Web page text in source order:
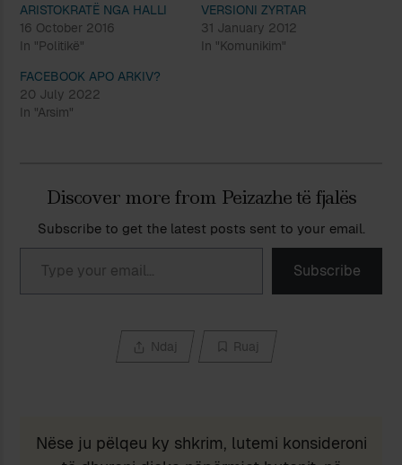
ARISTOKRATË NGA HALLI
16 October 2016
In "Politikë"
VERSIONI ZYRTAR
31 January 2012
In "Komunikim"
FACEBOOK APO ARKIV?
20 July 2022
In "Arsim"
Discover more from Peizazhe të fjalës
Subscribe to get the latest posts sent to your email.
Type your email…
Subscribe
Ndaj Ruaj
Nëse ju pëlqeu ky shkrim, lutemi konsideroni